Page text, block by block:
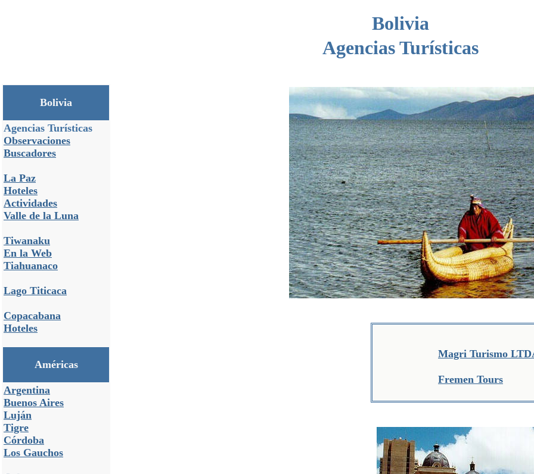
Bolivia
Agencias Turísticas
Bolivia
Agencias Turísticas
Observaciones
Buscadores
La Paz
Hoteles
Actividades
Valle de la Luna
Tiwanaku
En la Web
Tiahuanaco
Lago Titicaca
Copacabana
Hoteles
Américas
Argentina
Buenos Aires
Luján
Tigre
Córdoba
Los Gauchos
Magri Turismo
Fremen Tours